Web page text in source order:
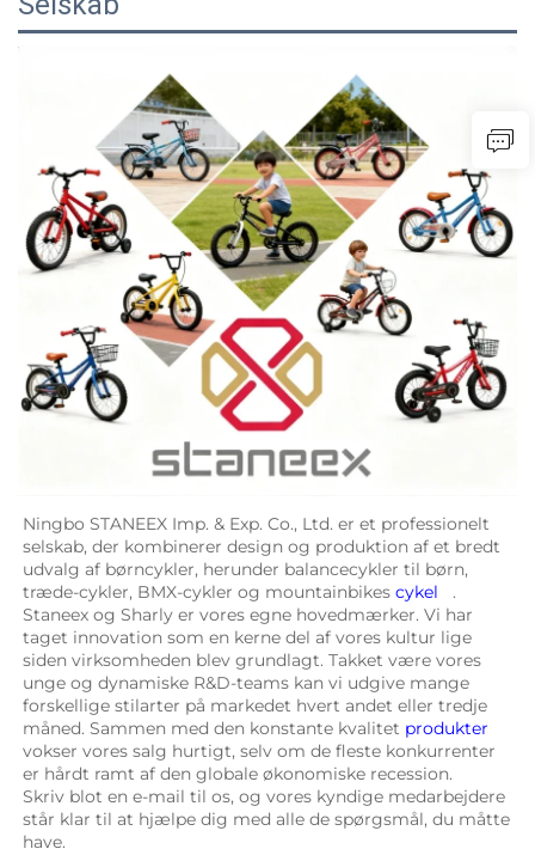
Ningbo STANEEX Imp. & Exp. Co., Ltd. er et professionelt
selskab, der kombinerer design og produktion af et bredt
udvalg af børncykler, herunder balancecykler til børn,
træde-cykler, BMX-cykler og mountainbikes cykel .
Staneex og Sharly er vores egne hovedmærker. Vi har
taget innovation som en kerne del af vores kultur lige
siden virksomheden blev grundlagt. Takket være vores
unge og dynamiske R&D-teams kan vi udgive mange
forskellige stilarter på markedet hvert andet eller tredje
måned. Sammen med den konstante kvalitet
vokser vores salg hurtigt, selv om de fleste konkurrenter
er hårdt ramt af den globale økonomiske recession.
Skriv blot en e-mail til os, og vores kyndige medarbejdere
står klar til at hjælpe dig med alle de spørgsmål, du måtte
have.